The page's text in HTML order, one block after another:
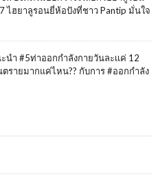
ไฮยาลูรอนยี่ห้อปังที่ชาว Pantip มั่นใจ
ำ #5ท่าออกกำลังกายวันละเเค่ 12
ตรายมากแค่ไหน?? กับการ #ออกกำลัง